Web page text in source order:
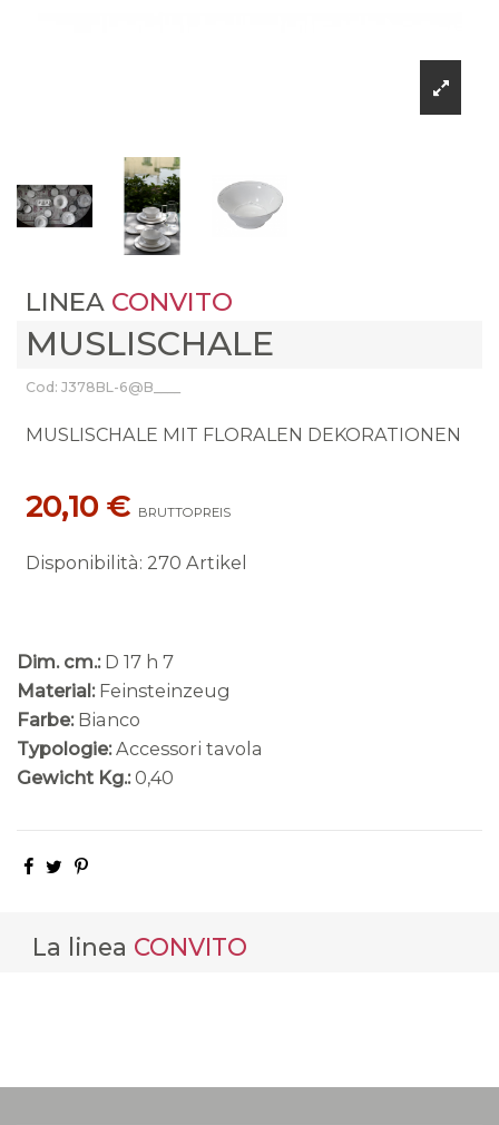
LINEA CONVITO
MUSLISCHALE
Cod: J378BL-6@B____
MUSLISCHALE MIT FLORALEN DEKORATIONEN
20,10 € BRUTTOPREIS
Disponibilità: 270 Artikel
Dim. cm.: D 17 h 7
Material: Feinsteinzeug
Farbe: Bianco
Typologie: Accessori tavola
Gewicht Kg.: 0,40
La linea CONVITO